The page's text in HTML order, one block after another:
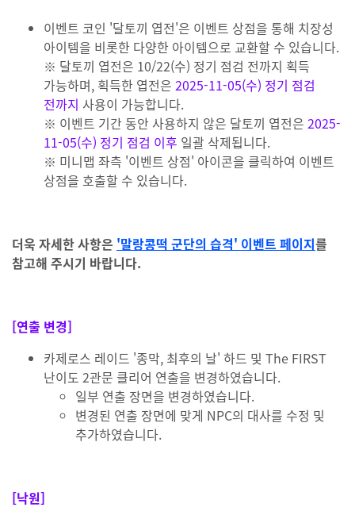
이벤트 코인 '달토끼 엽전'은 이벤트 상점을 통해 치장성
아이템을 비롯한 다양한 아이템으로 교환할 수 있습니다.
※ 달토끼 엽전은 10/22(수) 정기 점검 전까지 획득
가능하며, 획득한 엽전은 2025-11-05(수) 정기 점검
전까지 사용이 가능합니다.
※ 이벤트 기간 동안 사용하지 않은 달토끼 엽전은 2025-
11-05(수) 정기 점검 이후 일괄 삭제됩니다.
※ 미니맵 좌측 '이벤트 상점' 아이콘을 클릭하여 이벤트
상점을 호출할 수 있습니다.
더욱 자세한 사항은 '말랑콩떡 군단의 습격' 이벤트 페이지를
참고해 주시기 바랍니다.
[연출 변경]
카제로스 레이드 '종막, 최후의 날' 하드 및 The FIRST
난이도 2관문 클리어 연출을 변경하였습니다.
일부 연출 장면을 변경하였습니다.
변경된 연출 장면에 맞게 NPC의 대사를 수정 및
추가하였습니다.
[낙원]